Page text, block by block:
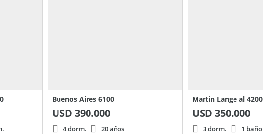
Buenos Aires 6100
USD 390.000
4 dorm. 20 años
Martin Lange al 4200
USD 350.000
3 dorm. 1 baño